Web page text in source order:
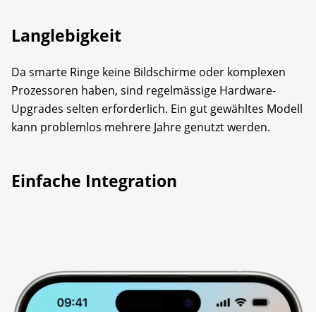
Langlebigkeit
Da smarte Ringe keine Bildschirme oder komplexen
Prozessoren haben, sind regelmässige Hardware-
Upgrades selten erforderlich. Ein gut gewähltes Modell
kann problemlos mehrere Jahre genutzt werden.
Einfache Integration